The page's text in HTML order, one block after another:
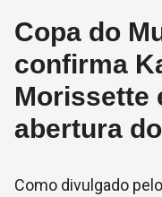
Copa do
confirma
Morissette
abertura
Como divulgado pelo